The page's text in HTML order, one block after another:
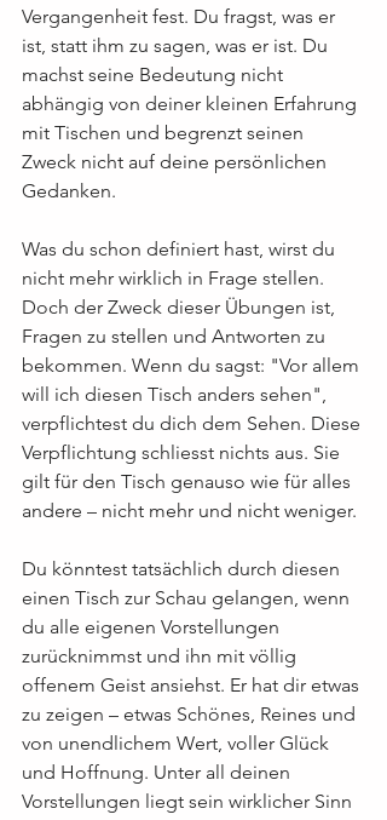
Vergangenheit fest. Du fragst, was er
ist, statt ihm zu sagen, was er ist. Du
machst seine Bedeutung nicht
abhängig von deiner kleinen Erfahrung
mit Tischen und begrenzt seinen
Zweck nicht auf deine persönlichen
Gedanken.
Was du schon definiert hast, wirst du
nicht mehr wirklich in Frage stellen.
Doch der Zweck dieser Übungen ist,
Fragen zu stellen und Antworten zu
bekommen. Wenn du sagst: "Vor allem
will ich diesen Tisch anders sehen",
verpflichtest du dich dem Sehen. Diese
Verpflichtung schliesst nichts aus. Sie
gilt für den Tisch genauso wie für alles
andere – nicht mehr und nicht weniger.
Du könntest tatsächlich durch diesen
einen Tisch zur Schau gelangen, wenn
du alle eigenen Vorstellungen
zurücknimmst und ihn mit völlig
offenem Geist ansiehst. Er hat dir etwas
zu zeigen – etwas Schönes, Reines und
von unendlichem Wert, voller Glück
und Hoffnung. Unter all deinen
Vorstellungen liegt sein wirklicher Sinn